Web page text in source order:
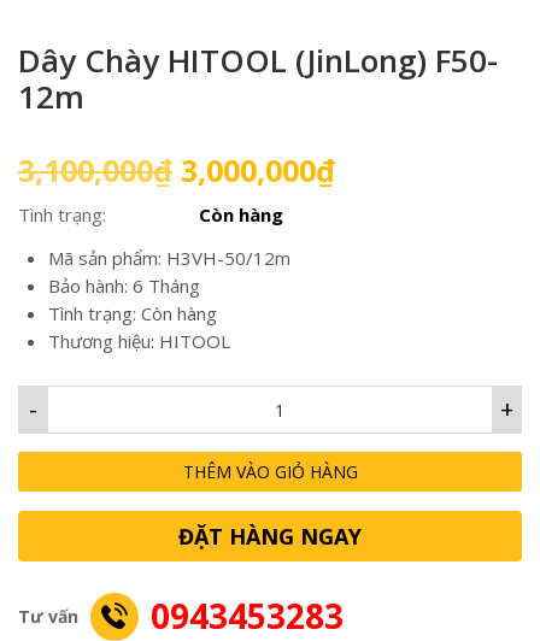
Dây Chày HITOOL (JinLong) F50-
12m
3,100,000₫ Giá
gốc
là:
3,100,000₫.
3,000,000₫Giá
Tình trạng:
Còn hàng
Mã sản phẩm: H3VH-50/12m
Bảo hành: 6 Tháng
Tình trạng: Còn hàng
Thương hiệu: HITOOL
+
-
THÊM VÀO GIỎ HÀNG
ĐẶT HÀNG NGAY
Tư vấn 0943453283